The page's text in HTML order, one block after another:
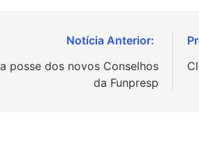
posse dos novos Conselhos
da Funpresp